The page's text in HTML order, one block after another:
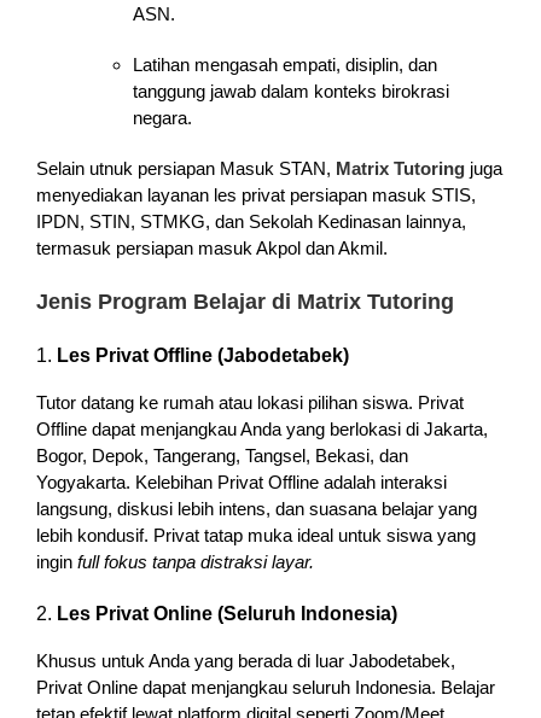
ASN.
Latihan mengasah empati, disiplin, dan
tanggung jawab dalam konteks birokrasi
negara.
Selain utnuk persiapan Masuk STAN, Matrix Tutoringjuga
menyediakan layanan les privat persiapan masuk STIS,
IPDN, STIN, STMKG, dan Sekolah Kedinasan lainnya,
termasuk persiapan masuk Akpol dan Akmil.
Jenis Program Belajar di Matrix Tutoring
1. Les Privat Offline (Jabodetabek)
Tutor datang ke rumah atau lokasi pilihan siswa. Privat
Offline dapat menjangkau Anda yang berlokasi di Jakarta,
Bogor, Depok, Tangerang, Tangsel, Bekasi, dan
Yogyakarta. Kelebihan Privat Offline adalah interaksi
langsung, diskusi lebih intens, dan suasana belajar yang
lebih kondusif. Privat tatap muka ideal untuk siswa yang
ingin full fokus tanpa distraksi layar.
2. Les Privat Online (Seluruh Indonesia)
Khusus untuk Anda yang berada di luar Jabodetabek,
Privat Online dapat menjangkau seluruh Indonesia. Belajar